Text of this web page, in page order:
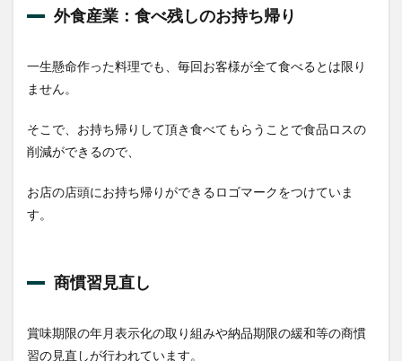
外食産業：食べ残しのお持ち帰り
一生懸命作った料理でも、毎回お客様が全て食べるとは限り
ません。
そこで、お持ち帰りして頂き食べてもらうことで食品ロスの
削減ができるので、
お店の店頭にお持ち帰りができるロゴマークをつけていま
す。
商慣習見直し
賞味期限の年月表示化の取り組みや納品期限の緩和等の商慣
習の見直しが行われています。